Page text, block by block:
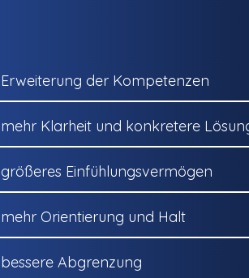
Erweiterung der Kompetenzen
mehr Klarheit und konkretere
größeres Einfühlungsvermögen
mehr Orientierung und Halt
bessere Abgrenzung